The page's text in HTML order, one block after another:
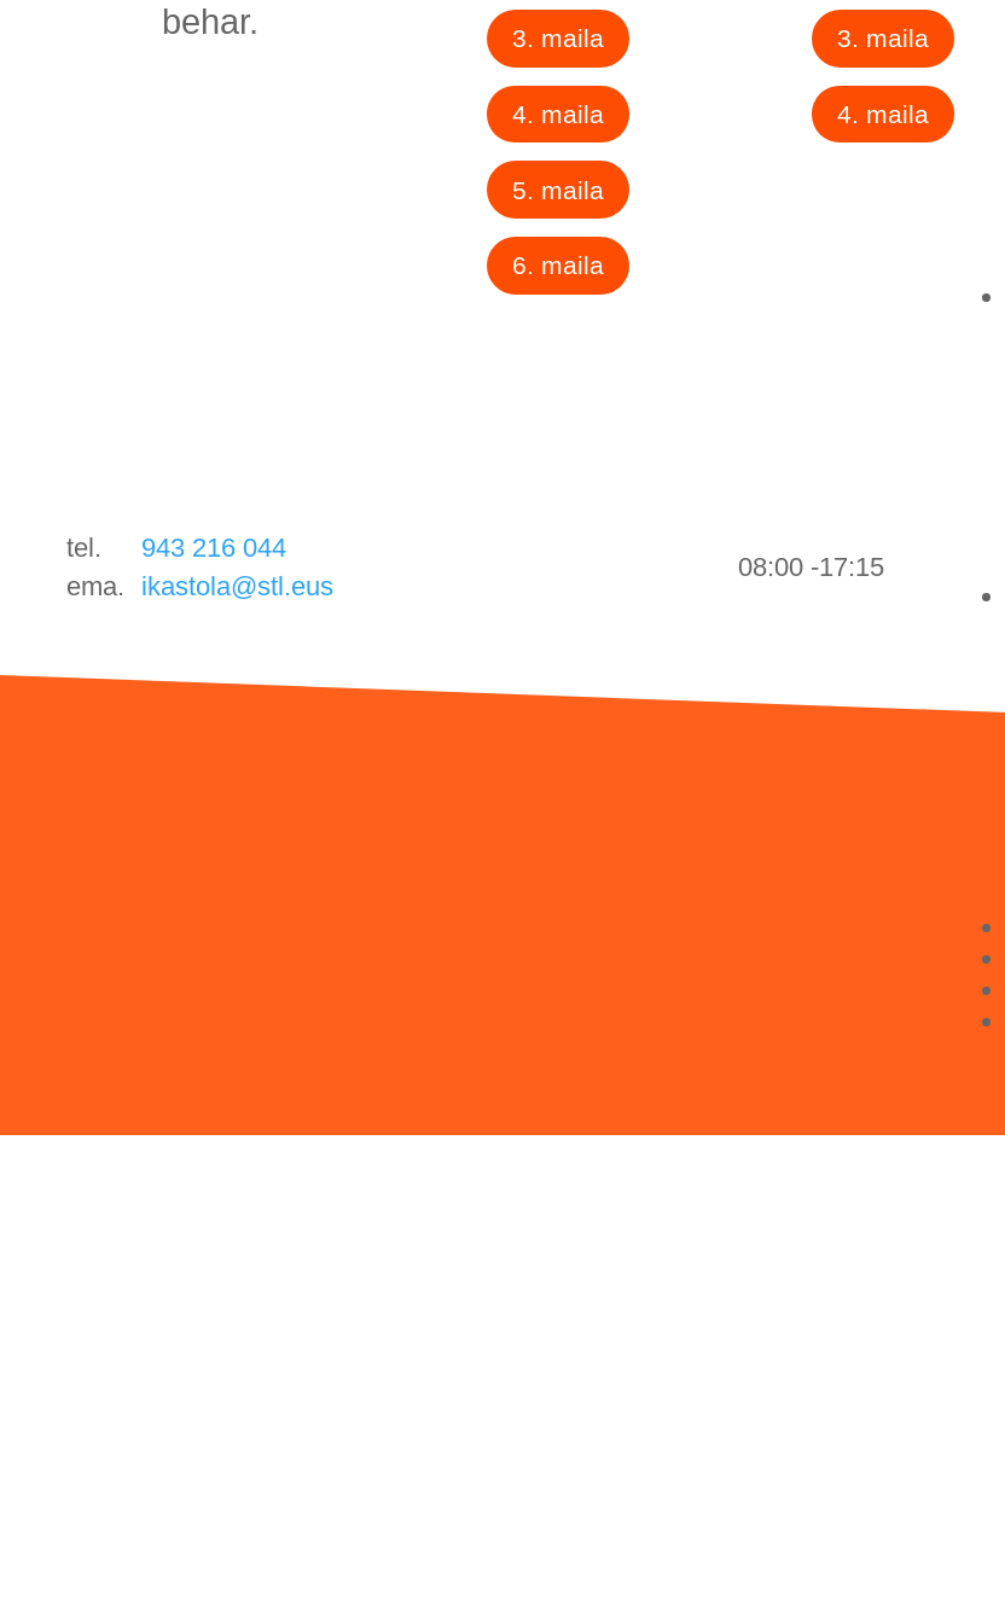
behar.
3. maila
4. maila
5. maila
6. maila
3. maila
4. maila
tel.
943 216 044
ema.
ikastola@stl.eus
08:00 -17:15